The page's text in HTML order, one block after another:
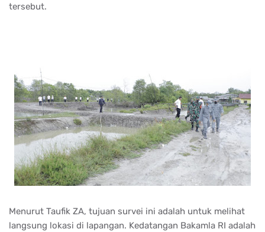
tersebut.
Menurut Taufik ZA, tujuan survei ini adalah untuk melihat
langsung lokasi di lapangan. Kedatangan Bakamla RI adalah